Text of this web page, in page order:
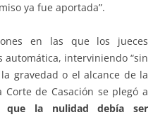
ya fue aportada”.
en las que los jueces
interviniendo “sin
gravedad o el alcance de la
de Casación se plegó a
que la nulidad debía ser